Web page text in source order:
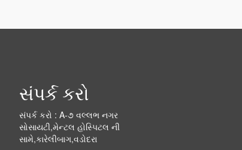
સંપર્ક કરો
સંપર્ક કરો : A-૭ વલ્લભ નગર
સોસાયટી,મેન્ટલ હોસ્પિટલ ની
સામે,કારેલીબાગ,વડોદરા